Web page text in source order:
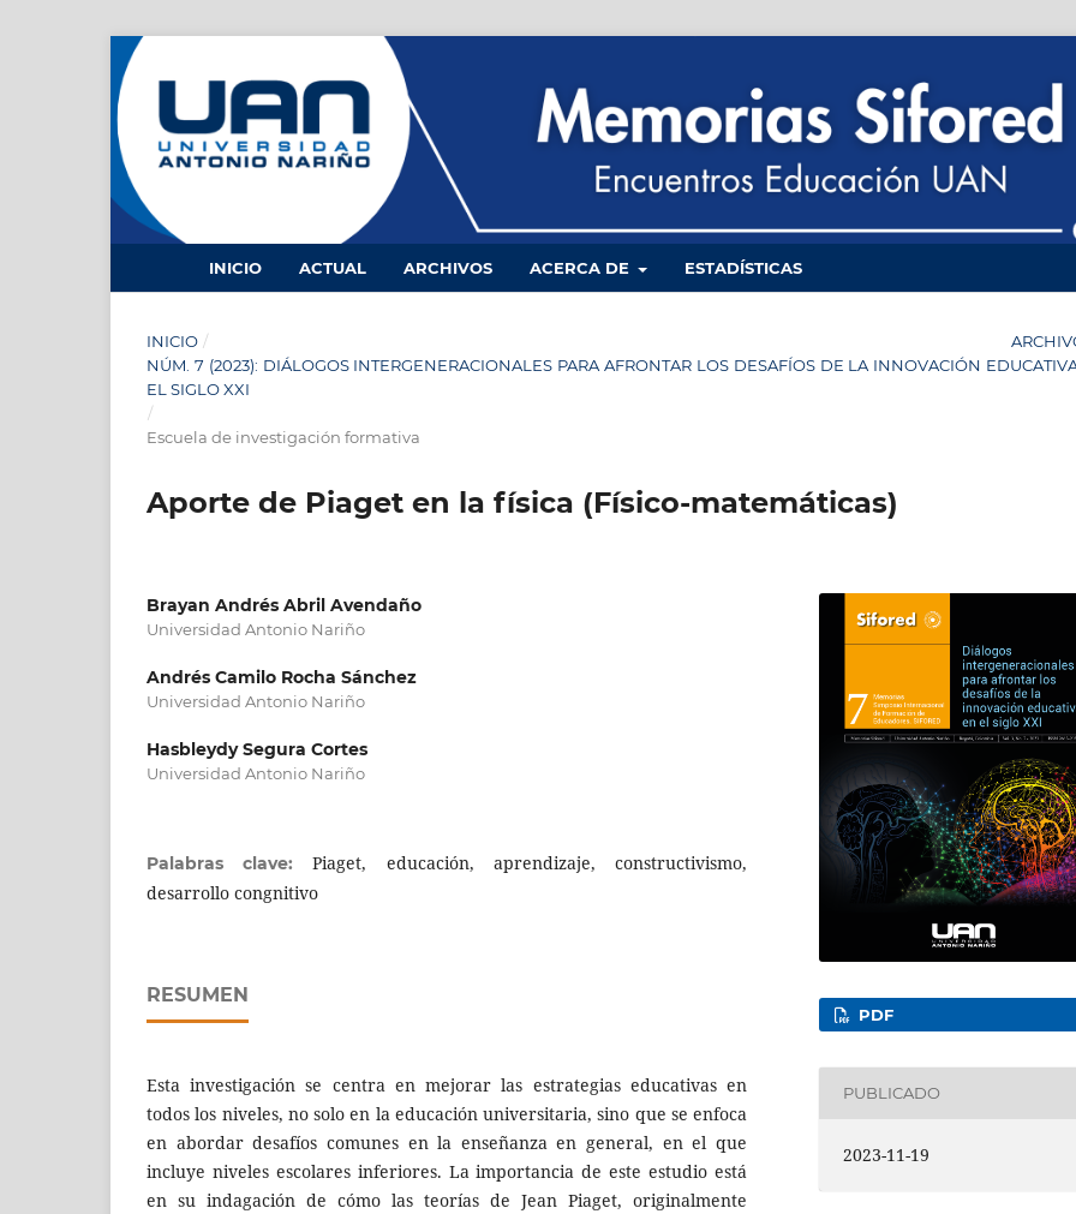
INICIO ACTUAL ARCHIVOS ACERCA DE ESTADÍSTICAS
INICIO /
NÚM. 7 (2023): DIÁLOGOS INTERGENERACIONALES PARA AFRONTAR LOS DESAFÍOS DE LA INNOVACIÓN
EL SIGLO XXI
/
Escuela de investigación formativa
Aporte de Piaget en la física (Físico-matemáticas)
Brayan Andrés Abril Avendaño
Universidad Antonio Nariño
Andrés Camilo Rocha Sánchez
Universidad Antonio Nariño
Hasbleydy Segura Cortes
Universidad Antonio Nariño
Palabras clave:Piaget, educación, aprendizaje, constructivismo,
desarrollo congnitivo
RESUMEN
Esta investigación se centra en mejorar las estrategias educativas en
todos los niveles, no solo en la educación universitaria, sino que se enfoca
en abordar desafíos comunes en la enseñanza en general, en el que
incluye niveles escolares inferiores. La importancia de este estudio está
en su indagación de cómo las teorías de Jean Piaget, originalmente
PDF
PUBLICADO
2023-11-19